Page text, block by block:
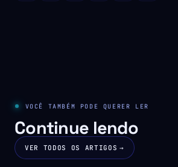
VOCÊ TAMBÉM PODE QUERER LER
Continue lendo
VER TODOS OS ARTIGOS →